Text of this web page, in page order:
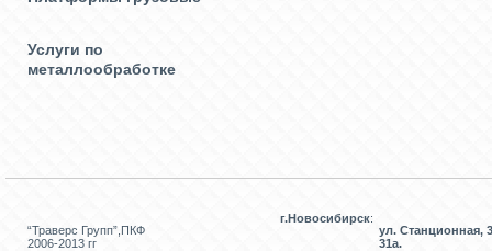
Услуги по
металлообработке
“Траверс Групп”,ПКФ
2006-2013 гг
г.Новосибирск:
ул. Станционная,
31а.